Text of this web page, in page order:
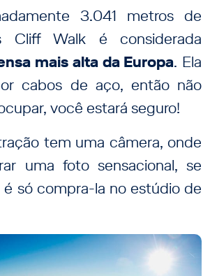
3.041 metros de
Cliff Walk é considerada
mais alta da Europa. Ela
cabos de aço, então não
você estará seguro!
tem uma câmera, onde
uma foto sensacional, se
só compra-la no estúdio de